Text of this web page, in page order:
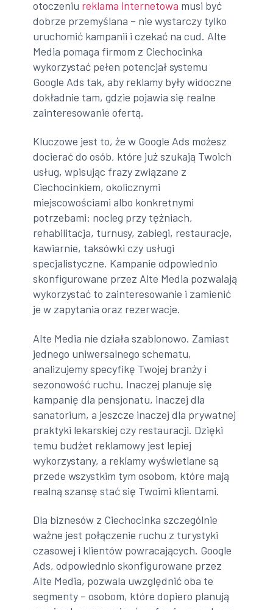
otoczeniu reklama internetowa musi być
dobrze przemyślana – nie wystarczy tylko
uruchomić kampanii i czekać na cud. Alte
Media pomaga firmom z Ciechocinka
wykorzystać pełen potencjał systemu
Google Ads tak, aby reklamy były widoczne
dokładnie tam, gdzie pojawia się realne
zainteresowanie ofertą.
Kluczowe jest to, że w Google Ads możesz
docierać do osób, które już szukają Twoich
usług, wpisując frazy związane z
Ciechocinkiem, okolicznymi
miejscowościami albo konkretnymi
potrzebami: nocleg przy tężniach,
rehabilitacja, turnusy, zabiegi, restauracje,
kawiarnie, taksówki czy usługi
specjalistyczne. Kampanie odpowiednio
skonfigurowane przez Alte Media pozwalają
wykorzystać to zainteresowanie i zamienić
je w zapytania oraz rezerwacje.
Alte Media nie działa szablonowo. Zamiast
jednego uniwersalnego schematu,
analizujemy specyfikę Twojej branży i
sezonowość ruchu. Inaczej planuje się
kampanię dla pensjonatu, inaczej dla
sanatorium, a jeszcze inaczej dla prywatnej
praktyki lekarskiej czy restauracji. Dzięki
temu budżet reklamowy jest lepiej
wykorzystany, a reklamy wyświetlane są
przede wszystkim tym osobom, które mają
realną szansę stać się Twoimi klientami.
Dla biznesów z Ciechocinka szczególnie
ważne jest połączenie ruchu z turystyki
czasowej i klientów powracających. Google
Ads, odpowiednio skonfigurowane przez
Alte Media, pozwala uwzględnić oba te
segmenty – osobom, które dopiero planują